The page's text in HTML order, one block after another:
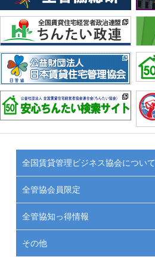
全国賃貸管理ビジネス協会について
全管協会員限定
全管協知っ得情報
その他